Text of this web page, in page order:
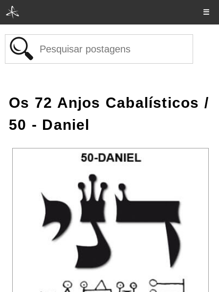
☰
Os 72 Anjos Cabalísticos /
50 - Daniel